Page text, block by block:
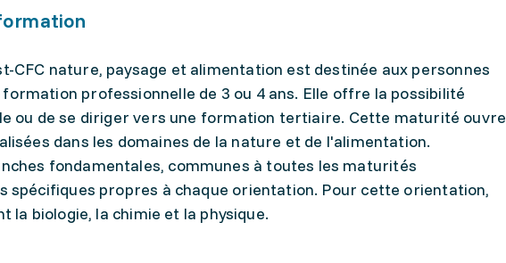
CFC nature, paysage et alimentation est destinée aux personnes
professionnelle de 3 ou 4 ans. Elle offre la possibilité
ou de se diriger vers une formation tertiaire. Cette maturité ouvre
dans les domaines de la nature et de l'alimentation.
fondamentales, communes à toutes les maturités
spécifiques propres à chaque orientation. Pour cette orientation,
la biologie, la chimie et la physique.